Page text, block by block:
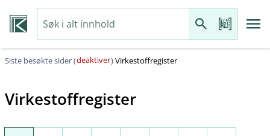
Siste besøkte sider (deaktiver)Virkestoffregister
Virkestoffregister